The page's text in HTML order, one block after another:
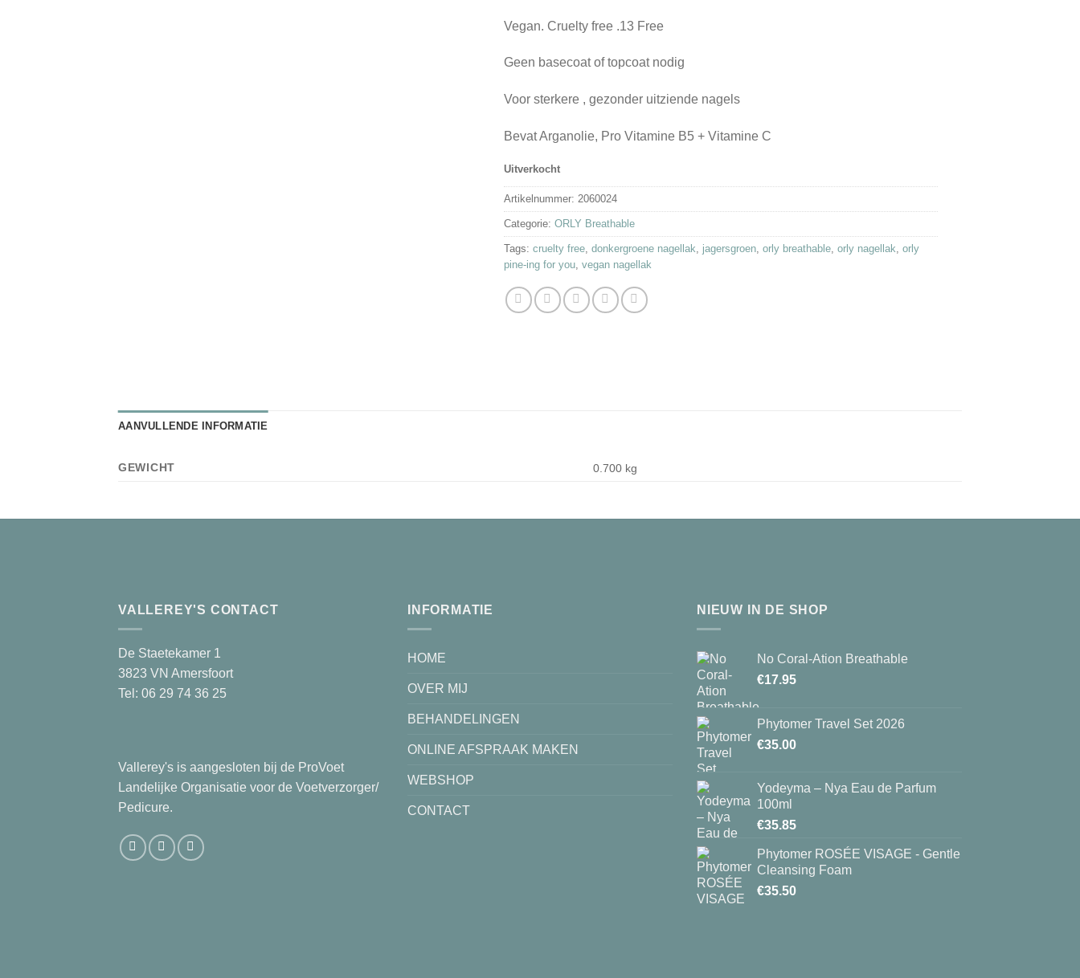
Vegan. Cruelty free .13 Free
Geen basecoat of topcoat nodig
Voor sterkere , gezonder uitziende nagels
Bevat Arganolie, Pro Vitamine B5 + Vitamine C
Uitverkocht
Artikelnummer: 2060024
Categorie: ORLY Breathable
Tags: cruelty free donkergroene nagellak jagersgroen orly breathable orly nagellak orly
pine-ing for you vegan nagellak
AANVULLENDE INFORMATIE
GEWICHT 0.700 kg
VALLEREY'S CONTACT
De Staetekamer 1
3823 VN Amersfoort
Tel: 06 29 74 36 25
Vallerey's is aangesloten bij de ProVoet
Landelijke Organisatie voor de Voetverzorger/
Pedicure.
INFORMATIE
HOME
OVER MIJ
BEHANDELINGEN
ONLINE AFSPRAAK MAKEN
WEBSHOP
CONTACT
NIEUW IN DE SHOP
No Coral-Ation Breathable
€17.95
Phytomer Travel Set 2026
€35.00
Yodeyma – Nya Eau de Parfum
100ml
€35.85
Phytomer ROSÉE VISAGE - Gentle
Cleansing Foam
€35.50